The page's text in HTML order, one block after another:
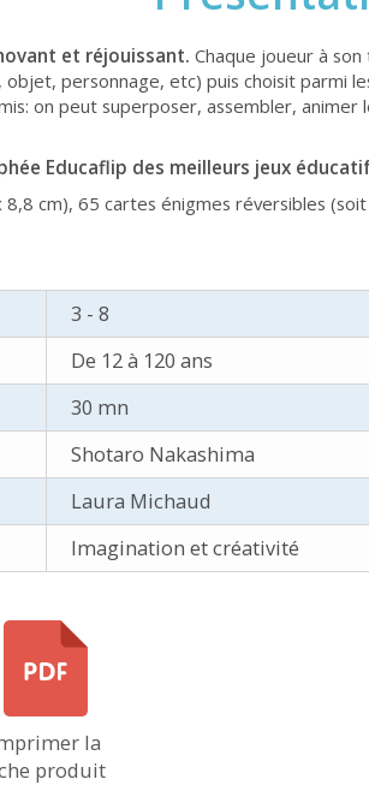
et réjouissant. Chaque joueur à
objet, personnage, etc) puis choisit
on peut superposer, assembler,
Educaflip des meilleurs jeux
cm), 65 cartes énigmes réversibles
3 - 8
De 12 à 120 ans
30 mn
Shotaro Nakashima
Laura Michaud
Imagination et créativité
la
produit